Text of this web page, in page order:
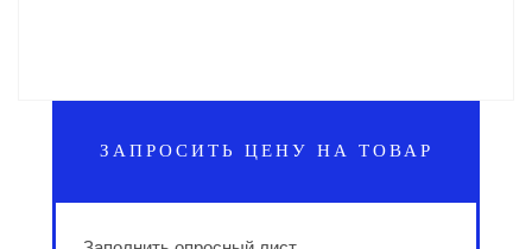
ЗАПРОСИТЬ ЦЕНУ НА ТОВАР